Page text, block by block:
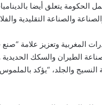
يتعلق أيضا
والصناعة التقليدية
المغربية وتعزيز علامة
وصناعة الطيران والسكك
النسيج والجلد، “يؤكد